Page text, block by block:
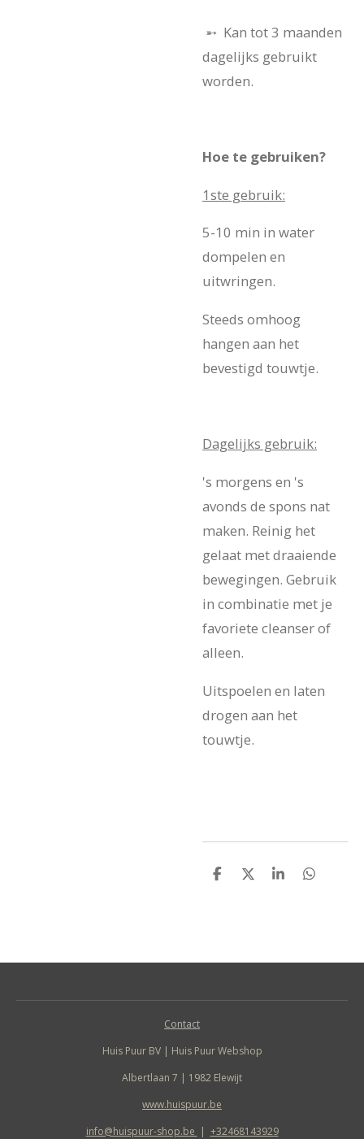
➵ Kan tot 3 maanden
dagelijks gebruikt
worden.
Hoe te gebruiken?
1ste gebruik:
5-10 min in water
dompelen en
uitwringen.
Steeds omhoog
hangen aan het
bevestigd touwtje.
Dagelijks gebruik:
's morgens en 's
avonds de spons nat
maken. Reinig het
gelaat met draaiende
bewegingen. Gebruik
in combinatie met je
favoriete cleanser of
alleen.
Uitspoelen en laten
drogen aan het
touwtje.
D
D
S
D
Contact
Huis Puur BV | Huis Puur Webshop
Albertlaan 7 | 1982 Elewijt
www.huispuur.be
info@huispuur-shop.be | +32468143929